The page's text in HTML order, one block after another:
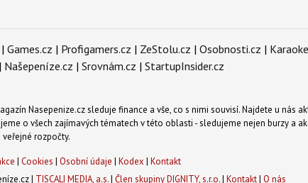
| Games.cz | Profigamers.cz | ZeStolu.cz | Osobnosti.cz |
| Našepeníze.cz | Srovnám.cz | StartupInsider.cz
Nasepenize.cz sleduje finance a vše, co s nimi souvisí. Najdete u nás
o všech zajímavých tématech v této oblasti - sledujeme nejen burzy a
rozpočty.
| Cookies | Osobní údaje | Kodex | Kontakt
| TISCALI MEDIA, a.s.| Člen skupiny DIGNITY, s.r.o.| Kontakt| O nás